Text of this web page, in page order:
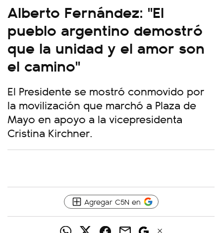
Alberto Fernández: "El
pueblo argentino demostró
que la unidad y el amor son
el camino"
El Presidente se mostró conmovido por
la movilización que marchó a Plaza de
Mayo en apoyo a la vicepresidenta
Cristina Kirchner.
Agregar C5N en